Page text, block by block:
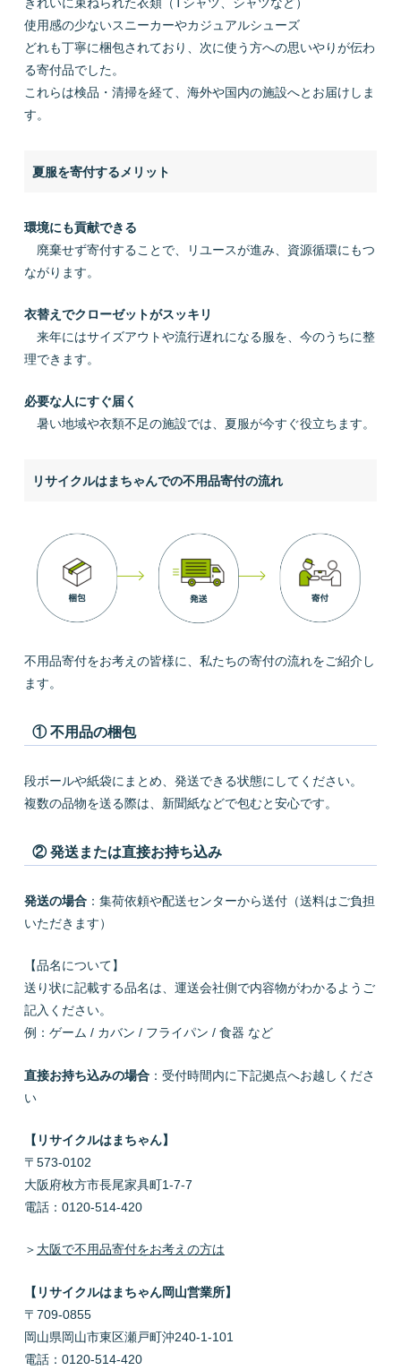
使用感の少ないスニーカーやカジュアルシューズ
どれも丁寧に梱包されており、次に使う方への思いやりが伝わ
る寄付品でした。
これらは検品・清掃を経て、海外や国内の施設へとお届けしま
す。
夏服を寄付するメリット
環境にも貢献できる
廃棄せず寄付することで、リユースが進み、資源循環にもつ
ながります。
衣替えでクローゼットがスッキリ
来年にはサイズアウトや流行遅れになる服を、今のうちに整
理できます。
必要な人にすぐ届く
暑い地域や衣類不足の施設では、夏服が今すぐ役立ちます。
リサイクルはまちゃんでの不用品寄付の流れ
不用品寄付をお考えの皆様に、私たちの寄付の流れをご紹介し
ます。
① 不用品の梱包
段ボールや紙袋にまとめ、発送できる状態にしてください。
複数の品物を送る際は、新聞紙などで包むと安心です。
② 発送または直接お持ち込み
発送の場合：集荷依頼や配送センターから送付（送料はご負担
いただきます）
【品名について】
送り状に記載する品名は、運送会社側で内容物がわかるようご
記入ください。
例：ゲーム / カバン / フライパン / 食器 など
直接お持ち込みの場合：受付時間内に下記拠点へお越しくださ
い
【リサイクルはまちゃん】
〒573-0102
大阪府枚方市長尾家具町1-7-7
電話：0120-514-420
＞ 大阪で不用品寄付をお考えの方は
【リサイクルはまちゃん岡山営業所】
〒709-0855
岡山県岡山市東区瀬戸町沖240-1-101
電話：0120-514-420